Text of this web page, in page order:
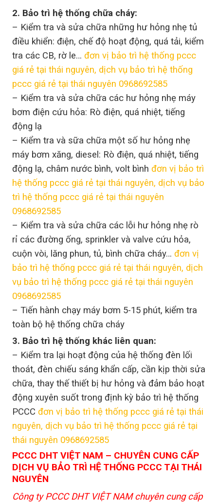
2. Bảo trì hệ thống chữa cháy:
– Kiểm tra và sửa chữa những hư hỏng nhẹ tủ
điều khiển: điện, chế độ hoạt động, quá tải, kiểm
tra các CB, rờ le… đơn vị bảo trì hệ thống pccc
giá rẻ tại thái nguyên, dịch vụ bảo trì hệ thống
pccc giá rẻ tại thái nguyên 0968692585
– Kiểm tra và sửa chữa các hư hỏng nhẹ máy
bơm điện cứu hỏa: Rò điện, quá nhiệt, tiếng
động lạ
– Kiểm tra và sữa chữa một số hư hỏng nhẹ
máy bơm xăng, diesel: Rò điện, quá nhiệt, tiếng
động lạ, châm nước bình, volt bình đơn vị bảo trì
hệ thống pccc giá rẻ tại thái nguyên, dịch vụ bảo
trì hệ thống pccc giá rẻ tại thái nguyên
0968692585
– Kiểm tra và sửa chữa các lỗi hư hỏng nhẹ rò
rỉ các đường ống, sprinkler và valve cứu hỏa,
cuộn vòi, lăng phun, tủ, bình chữa cháy… đơn vị
bảo trì hệ thống pccc giá rẻ tại thái nguyên, dịch
vụ bảo trì hệ thống pccc giá rẻ tại thái nguyên
0968692585
– Tiến hành chạy máy bơm 5-15 phút, kiểm tra
toàn bộ hệ thống chữa cháy
3. Bảo trì hệ thống khác liên quan:
– Kiểm tra lại hoạt động của hệ thống đèn lối
thoát, đèn chiếu sáng khẩn cấp, cần kịp thời sửa
chữa, thay thế thiết bị hư hỏng và đảm bảo hoạt
động xuyên suốt trong định kỳ bảo trì hệ thống
PCCC đơn vị bảo trì hệ thống pccc giá rẻ tại thái
nguyên, dịch vụ bảo trì hệ thống pccc giá rẻ tại
thái nguyên 0968692585
PCCC DHT VIỆT NAM – CHUYÊN CUNG CẤP
DỊCH VỤ BẢO TRÌ HỆ THỐNG PCCC TẠI THÁI
NGUYÊN
Công ty PCCC DHT VIỆT NAM chuyên cung cấp